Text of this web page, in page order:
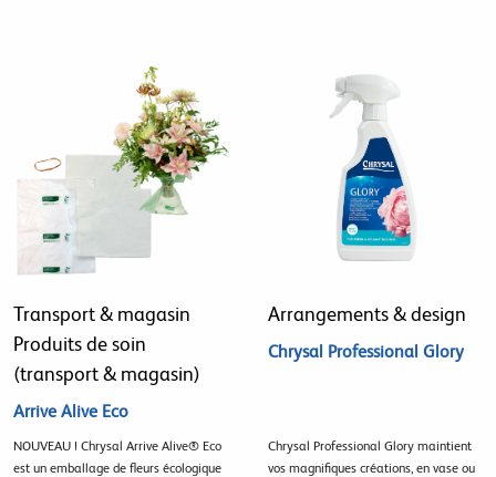
Transport & magasin
Produits de soin
(transport & magasin)
Arrive Alive Eco
NOUVEAU ! Chrysal Arrive Alive® Eco
est un emballage de fleurs écologique
Arrangements & design
Chrysal Professional Glory
Chrysal Professional Glory maintient
vos magnifiques créations, en vase ou